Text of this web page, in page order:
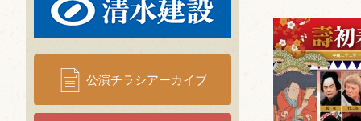
公演チラシアーカイブ